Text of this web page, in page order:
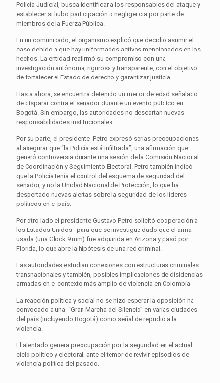
Policía Judicial, busca identificar a los responsables del ataque y
establecer si hubo participación o negligencia por parte de
miembros de la Fuerza Pública.
En un comunicado, el organismo explicó que decidió asumir el
caso debido a que hay uniformados activos mencionados en los
hechos. La entidad reafirmó su compromiso con una
investigación autónoma, rigurosa y transparente, con el objetivo
de fortalecer el Estado de derecho y garantizar justicia.
Hasta ahora, se encuentra detenido un menor de edad señalado
de disparar contra el senador durante un evento público en
Bogotá. Sin embargo, las autoridades no descartan nuevas
responsabilidades institucionales.
Por su parte, el presidente Petro expresó serias preocupaciones
al asegurar que “la Policía está infiltrada”, una afirmación que
generó controversia durante una sesión de la Comisión Nacional
de Coordinación y Seguimiento Electoral. Petro también indicó
que la Policía tenía el control del esquema de seguridad del
senador, y no la Unidad Nacional de Protección, lo que ha
despertado nuevas alertas sobre la seguridad de los líderes
políticos en el país.
Por otro lado el presidente Gustavo Petro solicitó cooperación a
los Estados Unidos para que se investigue dado que el arma
usada (una Glock 9 mm) fue adquirida en Arizona y pasó por
Florida, lo que abre la hipótesis de una red criminal.
Las autoridades estudian conexiones con estructuras criminales
transnacionales y también, posibles implicaciones de disidencias
armadas en el contexto más amplio de violencia en Colombia
La reacción política y social no se hizo esperar la oposición ha
convocado a una “Gran Marcha del Silencio” en varias ciudades
del país (incluyendo Bogotá) como señal de repudio a la
violencia.
El atentado genera preocupación por la seguridad en el actual
ciclo político y electoral, ante el temor de revivir episodios de
violencia política del pasado.